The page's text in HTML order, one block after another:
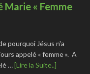
Marie « Femme
pourquoi Jésus n'a
appelé « femme ». A
…[Lire la Suite..]